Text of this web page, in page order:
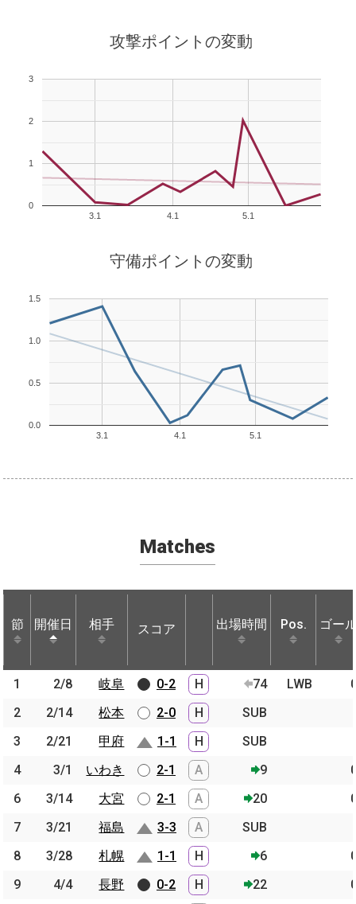
攻撃ポイントの変動
3.1 4.1 5.1
0
1
2
3
守備ポイントの変動
3.1 4.1 5.1
0.0
0.5
1.0
1.5
Matches
節 開催日 相手 スコア 出場時間 Pos. ゴー
節 開催日 相手 スコア 出場時間 Pos. ゴー
1 2/8 岐阜 0-2 H 74 LWB
2
2/14 松本 2-0 H
SUB
3
2/21 甲府 1-1 H
SUB
4
3/1 いわき 2-1 A 9
6
3/14 大宮 2-1 A 20
7
3/21 福島 3-3 A
SUB
8
3/28 札幌 1-1 H 6
9
4/4 長野 0-2 H 22
節 開催日 相手
1 2/8
岐阜
2
2/14
松本
3
2/21
甲府
4
3/1
いわき
6
3/14
大宮
7
3/21
福島
8
3/28
札幌
9
4/4 長野